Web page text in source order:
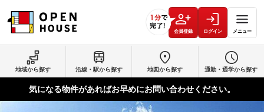
会員登録 ログイン メニュー
地域から探す 沿線・駅から探す 地図から探す 通勤・通学から探す
気になる物件があればお早めにお問い合わせください。